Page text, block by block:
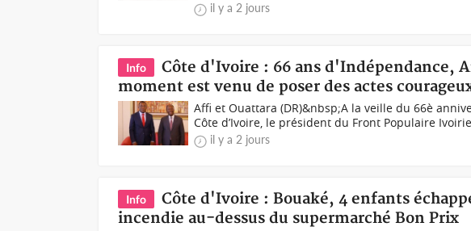
il y a 2 jours
Info
Côte d'Ivoire : 66 ans d'Indépendance,
moment est venu de poser des actes
Affi et Ouattara (DR)&nbsp;A la veille du 66è
Côte d’Ivoire, le président du Front Populaire
il y a 2 jours
Info
Côte d'Ivoire : Bouaké, 4 enfants
incendie au-dessus du supermarché Bon Prix